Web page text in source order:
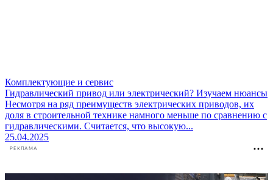
Комплектующие и сервис
Гидравлический привод или электрический? Изучаем нюансы
Несмотря на ряд преимуществ электрических приводов, их
доля в строительной технике намного меньше по сравнению с
гидравлическими. Считается, что высокую...
25.04.2025
РЕКЛАМА